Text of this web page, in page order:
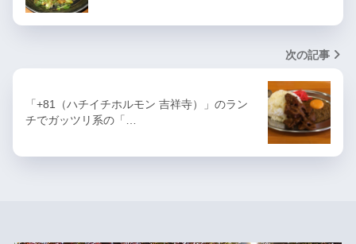
次の記事
「+81（ハチイチホルモン 吉祥寺）」のラン
チでガッツリ系の「…